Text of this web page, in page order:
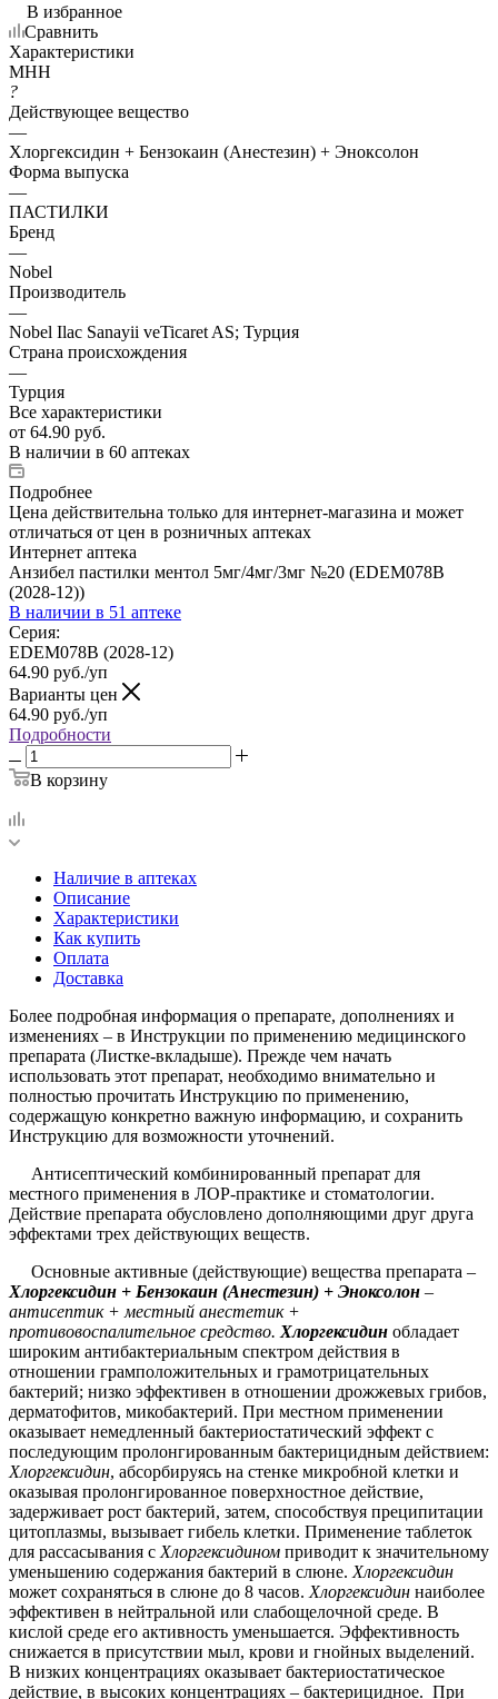
В избранное
Сравнить
Характеристики
МНН
?
Действующее вещество
—
Хлоргексидин + Бензокаин (Анестезин) + Эноксолон
Форма выпуска
—
ПАСТИЛКИ
Бренд
—
Nobel
Производитель
—
Nobel Ilac Sanayii veTicaret AS; Турция
Страна происхождения
—
Турция
Все характеристики
от 64.90 руб.
В наличии в 60 аптеках
Подробнее
Цена действительна только для интернет-магазина и может
отличаться от цен в розничных аптеках
Интернет аптека
Анзибел пастилки ментол 5мг/4мг/3мг №20 (EDEM078B
(2028-12))
В наличии в 51 аптеке
Серия:
EDEM078B (2028-12)
64.90 руб./уп
Варианты цен
64.90 руб./уп
Подробности
В корзину
Наличие в аптеках
Описание
Характеристики
Как купить
Оплата
Доставка
Более подробная информация о препарате, дополнениях и
изменениях – в Инструкции по применению медицинского
препарата (Листке-вкладыше). Прежде чем начать
использовать этот препарат, необходимо внимательно и
полностью прочитать Инструкцию по применению,
содержащую конкретно важную информацию, и сохранить
Инструкцию для возможности уточнений.
Антисептический комбинированный препарат для
местного применения в ЛОР-практике и стоматологии.
Действие препарата обусловлено дополняющими друг друга
эффектами трех действующих веществ.
Основные активные (действующие) вещества препарата –
Хлоргексидин + Бензокаин (Анестезин) + Эноксолон –
антисептик + местный анестетик +
противовоспалительное средство. Хлоргексидин обладает
широким антибактериальным спектром действия в
отношении грамположительных и грамотрицательных
бактерий; низко эффективен в отношении дрожжевых грибов,
дерматофитов, микобактерий. При местном применении
оказывает немедленный бактериостатический эффект с
последующим пролонгированным бактерицидным действием:
Хлоргексидин, абсорбируясь на стенке микробной клетки и
оказывая пролонгированное поверхностное действие,
задерживает рост бактерий, затем, способствуя преципитации
цитоплазмы, вызывает гибель клетки. Применение таблеток
для рассасывания с Хлоргексидином приводит к значительному
уменьшению содержания бактерий в слюне. Хлоргексидин
может сохраняться в слюне до 8 часов. Хлоргексидин наиболее
эффективен в нейтральной или слабощелочной среде. В
кислой среде его активность уменьшается. Эффективность
снижается в присутствии мыл, крови и гнойных выделений.
В низких концентрациях оказывает бактериостатическое
действие, в высоких концентрациях – бактерицидное. При